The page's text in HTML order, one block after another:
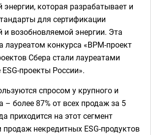
энергии, которая разрабатывает и
для сертификации
и возобновляемой энергии. Эта
лауреатом конкурса «BPM-проект
Сбера стали лауреатами
проекты России».
спросом у крупного и
– более 87% от всех продаж за 5
приходится на этот сегмент
некредитных ESG-продуктов